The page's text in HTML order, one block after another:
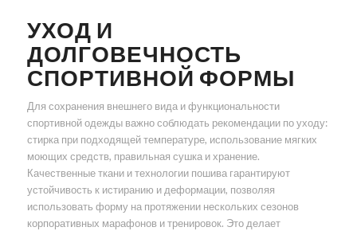
УХОД И
ДОЛГОВЕЧНОСТЬ
СПОРТИВНОЙ ФОРМЫ
Для сохранения внешнего вида и функциональности
спортивной одежды важно соблюдать рекомендации по уходу:
стирка при подходящей температуре, использование мягких
моющих средств, правильная сушка и хранение.
Качественные ткани и технологии пошива гарантируют
устойчивость к истиранию и деформации, позволяя
использовать форму на протяжении нескольких сезонов
корпоративных марафонов и тренировок. Это делает